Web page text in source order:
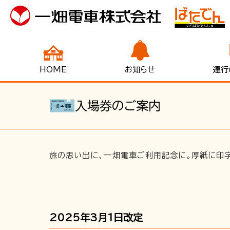
HOME お知らせ 運行
入場券のご案内
旅の思い出に、一畑電車ご利用記念に。厚紙に印
2025年3月1日改定